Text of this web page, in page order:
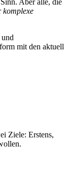
komplexe
mit den aktuell
Ziele: Erstens,